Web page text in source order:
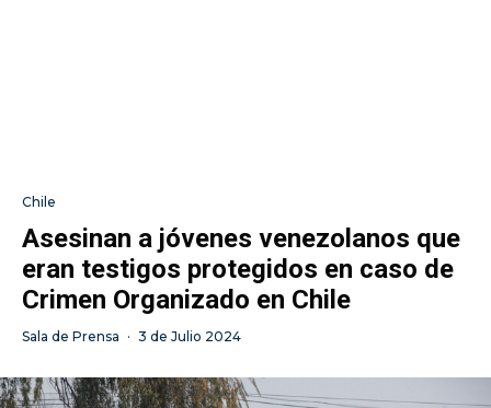
Chile
Asesinan a jóvenes venezolanos que
eran testigos protegidos en caso de
Crimen Organizado en Chile
Sala de Prensa · 3 de Julio 2024